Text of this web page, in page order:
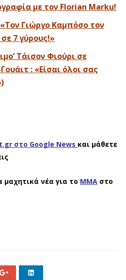
με τον Florian Marku!
Γιώργο Καμπόσο τον
7 γύρους!»
Τάισον Φιούρι σε
: «Είσαι όλοι σας
στο Google News και μάθετε
μαχητικά νέα για το ΜΜΑ στο